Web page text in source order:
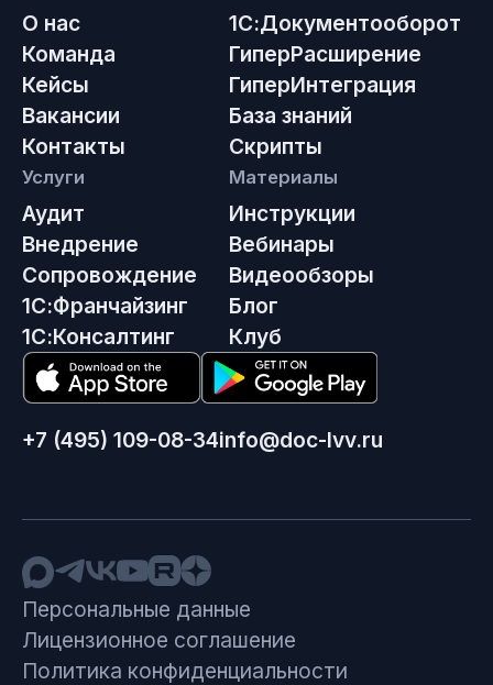
О нас
Команда
Кейсы
Вакансии
Контакты
1С:Документооборот
ГиперРасширение
ГиперИнтеграция
База знаний
Скрипты
Услуги
Аудит
Внедрение
Сопровождение
1С:Франчайзинг
1С:Консалтинг
Материалы
Инструкции
Вебинары
Видеообзоры
Блог
Клуб
+7 (495) 109-08-34info@doc-lvv.ru
Персональные данные
Лицензионное соглашение
Политика конфиденциальности